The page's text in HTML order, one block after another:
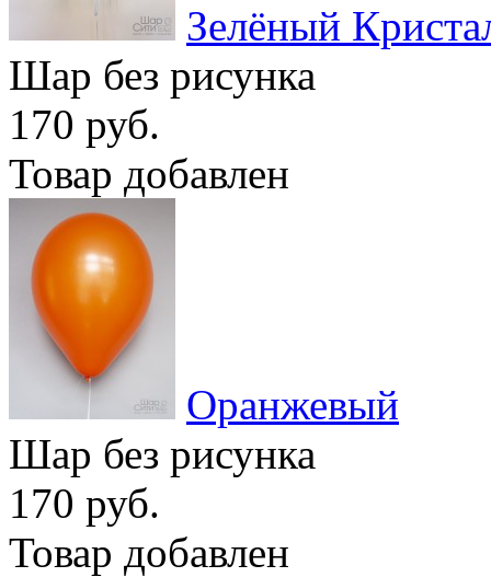
Зелёный
Шар без рисунка
170 руб.
Товар добавлен
Оранжевый
Шар без рисунка
170 руб.
Товар добавлен